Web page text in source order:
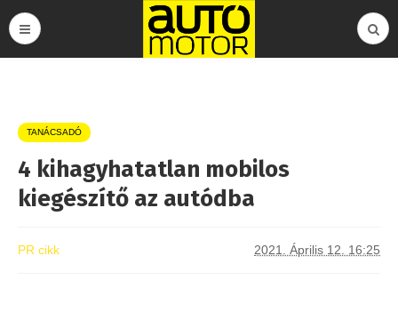
TANÁCSADÓ
4 kihagyhatatlan mobilos
kiegészítő az autódba
PR cikk 2021. Április 12. 16:25